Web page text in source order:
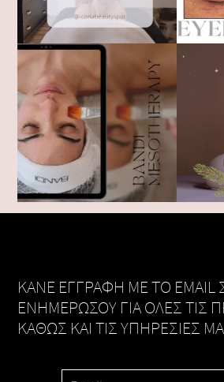
KANE ΕΓΓΡΑΦΗ ΜΕ ΤΟ EMAIL
ΕΝΗΜΕΡΩΣΟΥ ΓΙΑ ΟΛΕΣ ΤΙΣ
ΚΑΘΩΣ ΚΑΙ ΤΙΣ ΥΠΗΡΕΣΙΕΣ